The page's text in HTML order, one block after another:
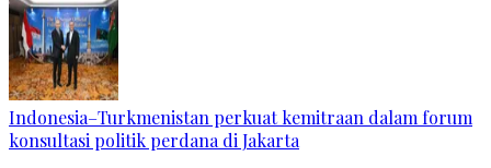
Indonesia–Turkmenistan perkuat kemitraan dalam forum
konsultasi politik perdana di Jakarta